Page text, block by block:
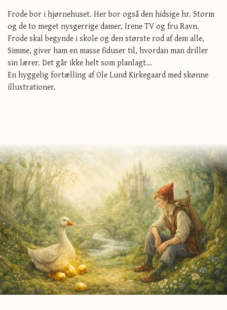
Frode bor i hjørnehuset. Her bor også den hidsige hr. Storm
og de to meget nysgerrige damer, Irene TV og fru Ravn.
Frode skal begynde i skole og den største rod af dem alle,
Simme, giver ham en masse fiduser til, hvordan man driller
sin lærer. Det går ikke helt som planlagt...
En hyggelig fortælling af Ole Lund Kirkegaard med skønne
illustrationer.